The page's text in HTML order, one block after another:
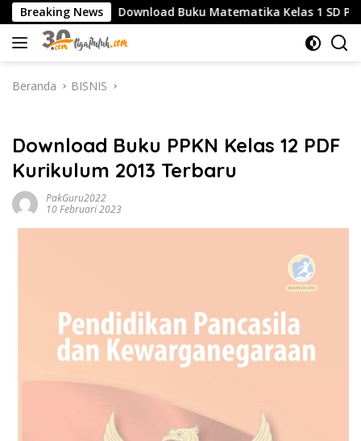
Langsung
ke
konten
Breaking NewsDownload Buku Matematika Kelas 1 SD Penerbit
Beranda BISNIS
Download Buku PPKN Kelas 12 PDF
Kurikulum 2013 Terbaru
PakGuru2022
10 Februari 2023